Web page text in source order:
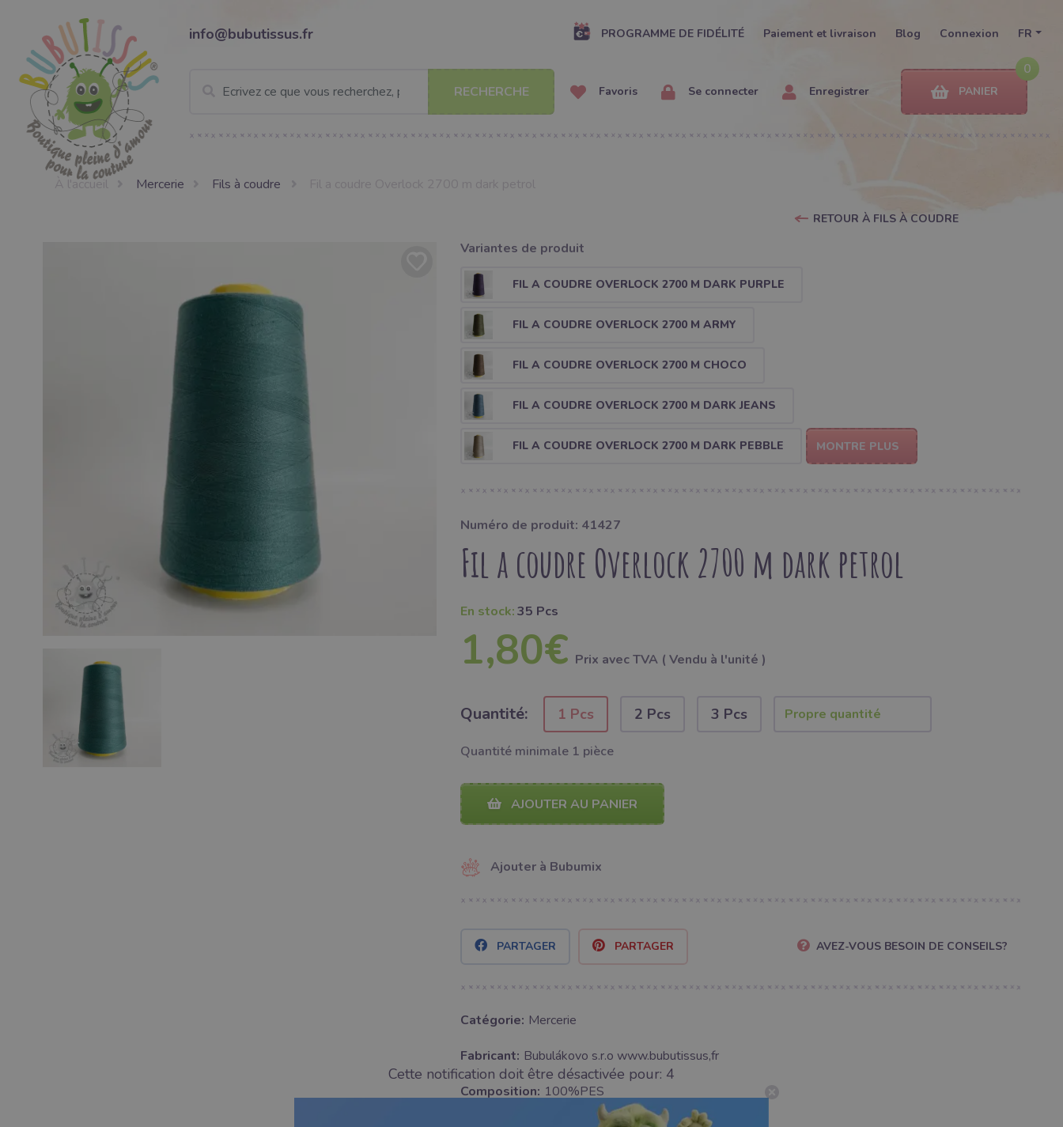
info@bubutissus.fr PROGRAMME DE FIDÉLITÉ Paiement et livraison Blog Connexion FR
RECHERCHE Favoris Se connecter Enregistrer
0
PANIER
À l'accueil Mercerie Fils à coudre
RETOUR À FILS À COUDRE
Variantes de produit
FIL A COUDRE OVERLOCK 2700 M DARK PURPLE
FIL A COUDRE OVERLOCK 2700 M ARMY
FIL A COUDRE OVERLOCK 2700 M CHOCO
FIL A COUDRE OVERLOCK 2700 M DARK JEANS
FIL A COUDRE OVERLOCK 2700 M DARK PEBBLE MONTRE PLUS
Numéro de produit: 41427
Fil a coudre Overlock 2700 m dark petrol
En stock:35 Pcs
1,80€ Prix ​​avec TVA ( Vendu à l'unité )
Quantité: 1 Pcs 2 Pcs 3 Pcs
Quantité minimale 1 pièce
AJOUTER AU PANIER
Ajouter à Bubumix
PARTAGER PARTAGER AVEZ-VOUS BESOIN DE CONSEILS?
Catégorie: Mercerie
Fabricant: Bubulákovo s.r.o www.bubutissus,fr
Composition: 100%PES
Cette notification doit être désactivée pour: 3